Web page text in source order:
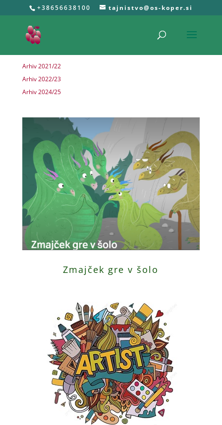
+38656638100 tajnistvo@os-koper.si
Arhiv 2021/22
Arhiv 2022/23
Arhiv 2024/25
Zmajček gre v šolo